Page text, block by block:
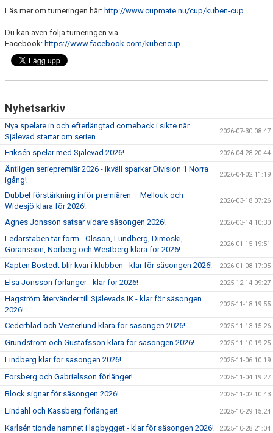
Läs mer om turneringen här: http://www.cupmate.nu/cup/kuben-cup
Du kan även följa turneringen via
Facebook: https://www.facebook.com/kubencup
Nyhetsarkiv
Nya spelare in och efterlängtad comeback i sikte när
Själevad startar om serien
2026-07-30 08:47
Eriksén spelar med Själevad 2026! 2026-04-28 20:44
Äntligen seriepremiär 2026 - ikväll sparkar Division 1 Norra
igång!
2026-04-02 11:19
Dubbel förstärkning inför premiären – Mellouk och
Widesjö klara för 2026!
2026-03-18 07:26
Agnes Jonsson satsar vidare säsongen 2026! 2026-03-14 10:30
Ledarstaben tar form - Olsson, Lundberg, Dimoski,
Göransson, Norberg och Westberg klara för 2026!
2026-01-15 19:51
Kapten Bostedt blir kvar i klubben - klar för säsongen 2026! 2026-01-08 17:05
Elsa Jonsson förlänger - klar för 2026! 2025-12-14 09:27
Hagström återvänder till Själevads IK - klar för säsongen
2026!
2025-11-18 19:55
Cederblad och Vesterlund klara för säsongen 2026! 2025-11-13 15:26
Grundström och Gustafsson klara för säsongen 2026! 2025-11-10 19:25
Lindberg klar för säsongen 2026! 2025-11-06 10:19
Forsberg och Gabrielsson förlänger! 2025-11-04 19:27
Block signar för säsongen 2026! 2025-11-02 10:43
Lindahl och Kassberg förlänger! 2025-10-29 15:24
Karlsén tionde namnet i lagbygget - klar för säsongen 2026! 2025-10-28 21:04